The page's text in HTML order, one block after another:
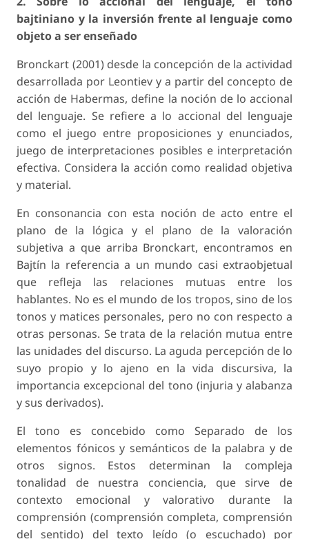
bajtiniano y la inversión frente al lenguaje como
objeto a ser enseñado
Bronckart (2001) desde la concepción de la actividad
desarrollada por Leontiev y a partir del concepto de
acción de Habermas, define la noción de lo accional
del lenguaje. Se refiere a lo accional del lenguaje
como el juego entre proposiciones y enunciados,
juego de interpretaciones posibles e interpretación
efectiva. Considera la acción como realidad objetiva
y material.
En consonancia con esta noción de acto entre el
plano de la lógica y el plano de la valoración
subjetiva a que arriba Bronckart, encontramos en
Bajtín la referencia a un mundo casi extraobjetual
que refleja las relaciones mutuas entre los
hablantes. No es el mundo de los tropos, sino de los
tonos y matices personales, pero no con respecto a
otras personas. Se trata de la relación mutua entre
las unidades del discurso. La aguda percepción de lo
suyo propio y lo ajeno en la vida discursiva, la
importancia excepcional del tono (injuria y alabanza
y sus derivados).
El tono es concebido como Separado de los
elementos fónicos y semánticos de la palabra y de
otros signos. Estos determinan la compleja
tonalidad de nuestra conciencia, que sirve de
contexto emocional y valorativo durante la
comprensión (comprensión completa, comprensión
del sentido) del texto leído (o escuchado) por